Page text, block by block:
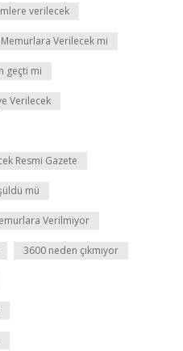
verilecek
Verilecek mi
geçti mi
Verilecek
Resmi Gazete
mü
Verilmiyor
3600 neden çıkmıyor